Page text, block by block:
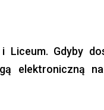
Liceum. Gdyby
elektroniczną